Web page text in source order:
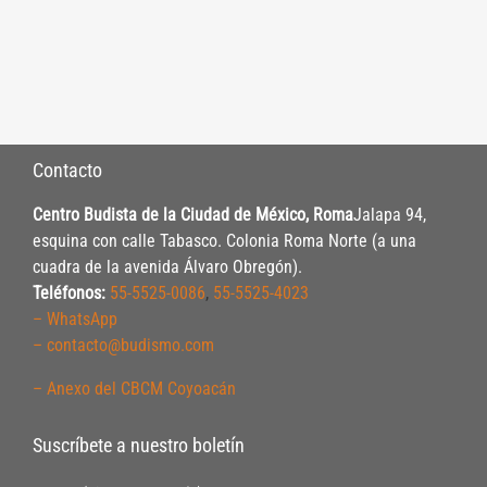
Contacto
Centro Budista de la Ciudad de México, RomaJalapa 94,
esquina con calle Tabasco. Colonia Roma Norte (a una
cuadra de la avenida Álvaro Obregón).
Teléfonos: 55-5525-0086, 55-5525-4023
– WhatsApp
– contacto@budismo.com
– Anexo del CBCM Coyoacán
Suscríbete a nuestro boletín